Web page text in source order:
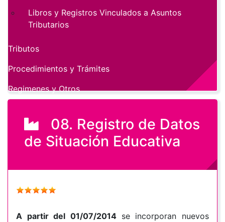
08. Registro de Datos
de Situación Educativa
A partir del 01/07/2014 se incorporan nuevos
Libros y Registros Vinculados a Asuntos
Tributarios
Tributos
Procedimientos y Trámites
Regimenes y Otros